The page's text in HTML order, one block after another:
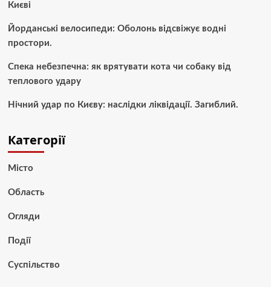
Києві
Йорданські велосипеди: Оболонь відсвіжує водні
простори.
Спека небезпечна: як врятувати кота чи собаку від
теплового удару
Нічний удар по Києву: наслідки ліквідації. Загиблий.
Категорії
Місто
Область
Огляди
Події
Суспільство